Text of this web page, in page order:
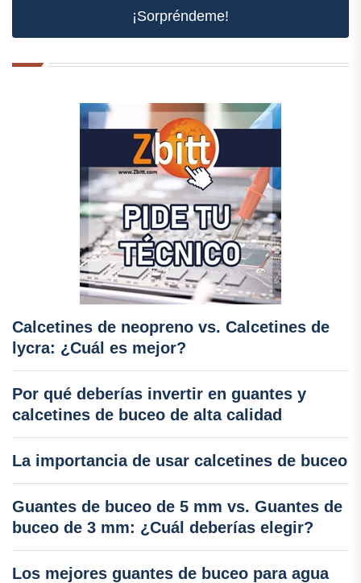
¡Sorpréndeme!
Calcetines de neopreno vs. Calcetines de
lycra: ¿Cuál es mejor?
Por qué deberías invertir en guantes y
calcetines de buceo de alta calidad
La importancia de usar calcetines de buceo
Guantes de buceo de 5 mm vs. Guantes de
buceo de 3 mm: ¿Cuál deberías elegir?
Los mejores guantes de buceo para agua